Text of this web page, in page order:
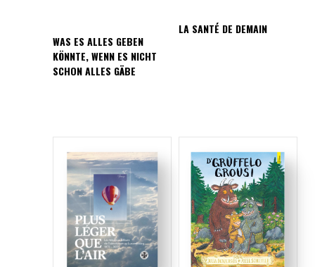
WAS ES ALLES GEBEN
KÖNNTE, WENN ES NICHT
SCHON ALLES GÄBE
LA SANTÉ DE DEMAIN